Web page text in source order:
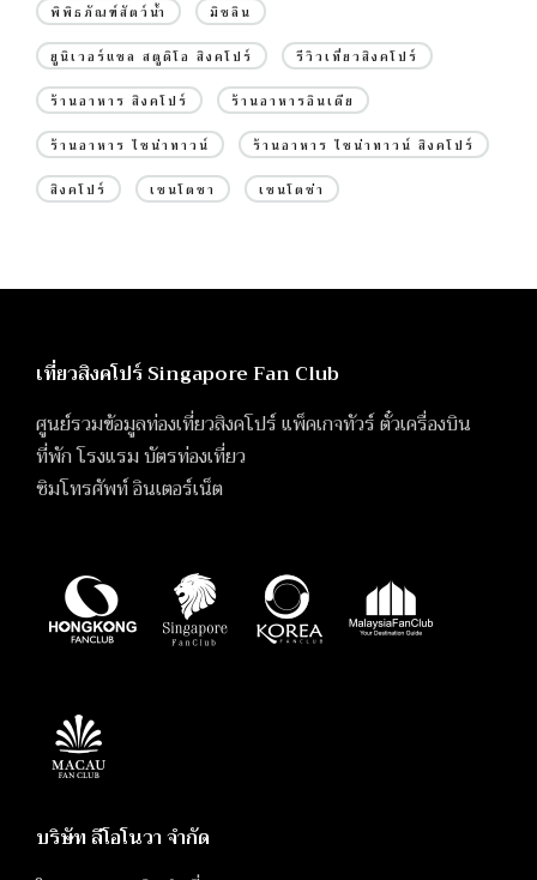
พิพิธภัณฑ์สัตว์น้ำ มิชลิน
ยูนิเวอร์แซล สตูดิโอ สิงคโปร์ รีวิวเที่ยวสิงคโปร์
ร้านอาหาร สิงคโปร์ ร้านอาหารอินเดีย
ร้านอาหาร ไชน่าทาวน์ ร้านอาหาร ไชน่าทาวน์ สิงคโปร์
สิงคโปร์ เซนโตซา เซนโตซ่า
เที่ยวสิงคโปร์ Singapore Fan Club
ศูนย์รวมข้อมูลท่องเที่ยวสิงคโปร์ แพ็คเกจทัวร์ ตั๋วเครื่องบิน
ที่พัก โรงแรม บัตรท่องเที่ยว
ซิมโทรศัพท์ อินเตอร์เน็ต
บริษัท ลีโอโนวา จำกัด